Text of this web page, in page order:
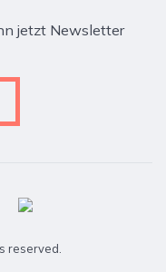
jetzt Newsletter
reserved.